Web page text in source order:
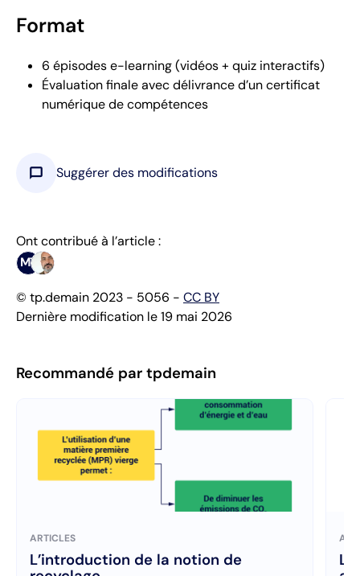
Format
6 épisodes e-learning (vidéos + quiz interactifs)
Évaluation finale avec délivrance d’un certificat
numérique de compétences
chat_bubble Suggérer des modifications
Ont contribué à l’article :
MT
© tp.demain 2023 - 5056 - CC BY
Dernière modification le 19 mai 2026
Recommandé par tpdemain
ARTICLES
L’introduction de la notion de